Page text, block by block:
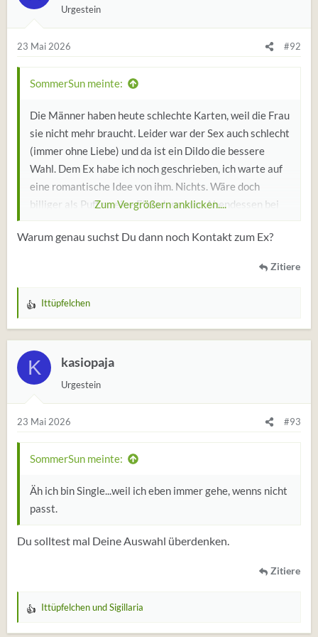
Urgestein
23 Mai 2026 #92
SommerSun meinte:
Die Männer haben heute schlechte Karten, weil die Frau
sie nicht mehr braucht. Leider war der Sex auch schlecht
(immer ohne Liebe) und da ist ein Dildo die bessere
Wahl. Dem Ex habe ich noch geschrieben, ich warte auf
eine romantische Idee von ihm. Nichts. Wäre doch
billiger als Puff so eine Einladung zum Abendessen bei
sich. Ach ich vergass er wohnt ja in der WG oder bei der
EX . Oder Frau? Strich drunter.
Was mir momentan auffällt. Ich bin immer auf der Flucht
es ist. Nicht der Mann und auch nicht das Hobby.
Zum Vergrößern anklicken....
Warum genau suchst Du dann noch Kontakt zum Ex?
Zitiere
W
r
t
u
n
e
n
Ittüpfelchen
K kasiopaja
Urgestein
23 Mai 2026 #93
SommerSun meinte:
Äh ich bin Single...weil ich eben immer gehe, wenns nicht
passt.
Du solltest mal Deine Auswahl überdenken.
Zitiere
W
IttüpfelchenundSigillaria